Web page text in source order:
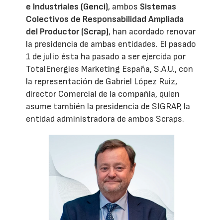
e Industriales (Genci), ambos Sistemas
Colectivos de Responsabilidad Ampliada
del Productor (Scrap), han acordado renovar
la presidencia de ambas entidades. El pasado
1 de julio ésta ha pasado a ser ejercida por
TotalEnergies Marketing España, S.A.U., con
la representación de Gabriel López Ruiz,
director Comercial de la compañía, quien
asume también la presidencia de SIGRAP, la
entidad administradora de ambos Scraps.